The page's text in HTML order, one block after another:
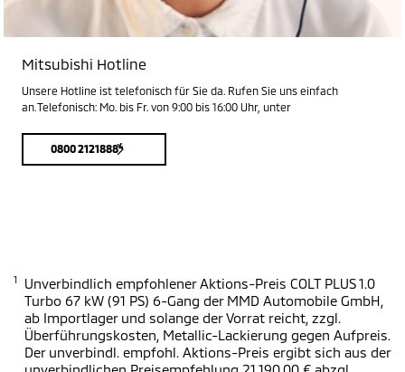
Mitsubishi Hotline
Unsere Hotline ist telefonisch für Sie da. Rufen Sie uns einfach
an. Telefonisch: Mo. bis Fr. von 9:00 bis 16:00 Uhr, unter
0800 21218884
1
Unverbindlich empfohlener Aktions-Preis COLT PLUS 1.0
Turbo 67 kW (91 PS) 6-Gang der MMD Automobile GmbH,
ab Importlager und solange der Vorrat reicht, zzgl.
Überführungskosten, Metallic-Lackierung gegen Aufpreis.
Der unverbindl. empfohl. Aktions-Preis ergibt sich aus der